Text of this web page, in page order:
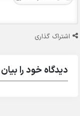
اشتراک گذاری
دیدگاه خود را